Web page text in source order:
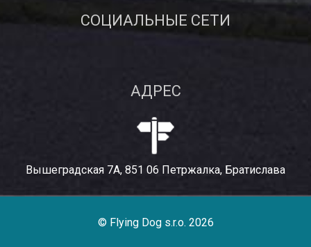
СОЦИАЛЬНЫЕ СЕТИ
АДРЕС
Вышеградская 7A, 851 06 Петржалка, Братислава
© Flying Dog s.r.o. 2026